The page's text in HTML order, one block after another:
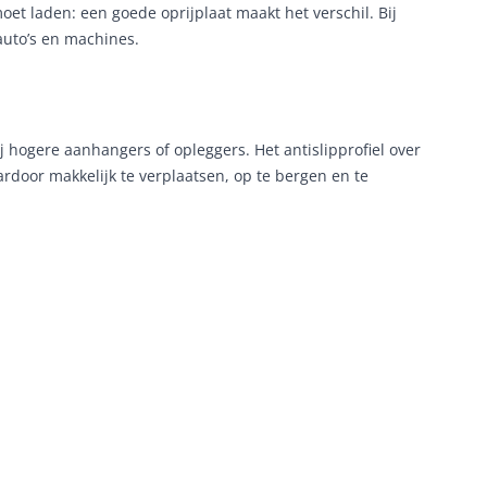
laden: een goede oprijplaat maakt het verschil. Bij
en machines.
aanhangers of opleggers. Het antislipprofiel over
makkelijk te verplaatsen, op te bergen en te